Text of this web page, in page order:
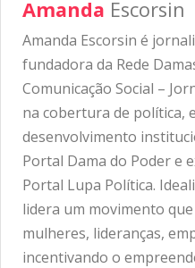
Amanda Escorsin
Amanda Escorsin é
fundadora da Rede
Comunicação Social –
na cobertura de política,
desenvolvimento
Portal Dama do Poder e
Portal Lupa Política.
lidera um movimento
mulheres, lideranças,
incentivando o